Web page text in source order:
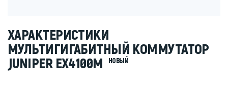
ХАРАКТЕРИСТИКИ
МУЛЬТИГИГАБИТНЫЙ КОММУТАТОР
JUNIPER EX4100M
НОВЫЙ